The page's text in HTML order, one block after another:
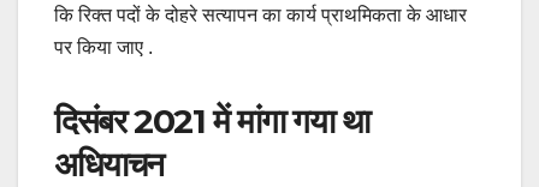
कि रिक्त पदों के दोहरे सत्यापन का कार्य प्राथमिकता के आधार
पर किया जाए .
दिसंबर 2021 में मांगा गया था
अधियाचन